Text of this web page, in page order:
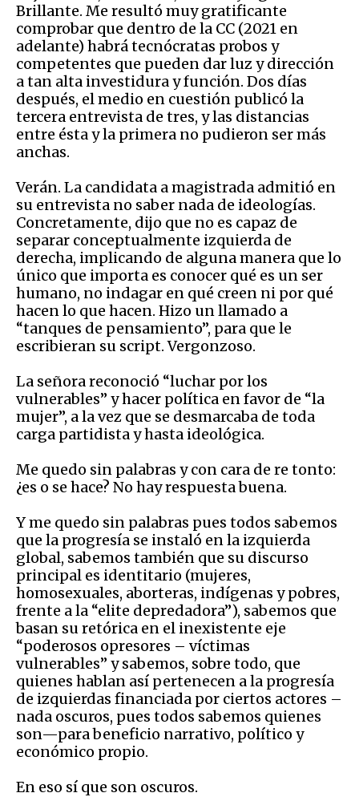
Brillante. Me resultó muy gratificante
comprobar que dentro de la CC (2021 en
adelante) habrá tecnócratas probos y
competentes que pueden dar luz y dirección
a tan alta investidura y función. Dos días
después, el medio en cuestión publicó la
tercera entrevista de tres, y las distancias
entre ésta y la primera no pudieron ser más
anchas.
Verán. La candidata a magistrada admitió en
su entrevista no saber nada de ideologías.
Concretamente, dijo que no es capaz de
separar conceptualmente izquierda de
derecha, implicando de alguna manera que lo
único que importa es conocer qué es un ser
humano, no indagar en qué creen ni por qué
hacen lo que hacen. Hizo un llamado a
“tanques de pensamiento”, para que le
escribieran su script. Vergonzoso.
La señora reconoció “luchar por los
vulnerables” y hacer política en favor de “la
mujer”, a la vez que se desmarcaba de toda
carga partidista y hasta ideológica.
Me quedo sin palabras y con cara de re tonto:
¿es o se hace? No hay respuesta buena.
Y me quedo sin palabras pues todos sabemos
que la progresía se instaló en la izquierda
global, sabemos también que su discurso
principal es identitario (mujeres,
homosexuales, aborteras, indígenas y pobres,
frente a la “elite depredadora”), sabemos que
basan su retórica en el inexistente eje
“poderosos opresores – víctimas
vulnerables” y sabemos, sobre todo, que
quienes hablan así pertenecen a la progresía
de izquierdas financiada por ciertos actores –
nada oscuros, pues todos sabemos quienes
son—para beneficio narrativo, político y
económico propio.
En eso sí que son oscuros.